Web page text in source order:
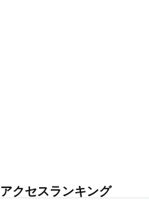
アクセスランキング